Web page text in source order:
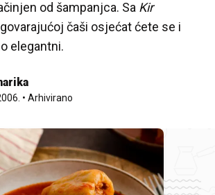
od šampanjca. Sa Kir
čaši osjećat ćete se i
elegantni.
• Arhivirano